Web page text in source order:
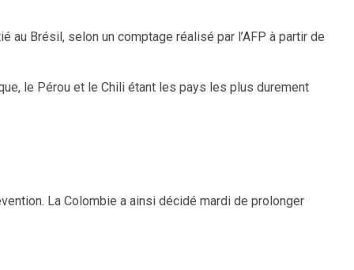
Brésil, selon un comptage réalisé par l’AFP à partir de
le Pérou et le Chili étant les pays les plus durement
La Colombie a ainsi décidé mardi de prolonger